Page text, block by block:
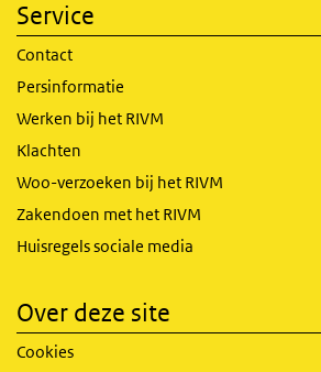
Service
Contact
Persinformatie
Werken bij het RIVM
Klachten
Woo-verzoeken bij het RIVM
Zakendoen met het RIVM
Huisregels sociale media
Over deze site
Cookies